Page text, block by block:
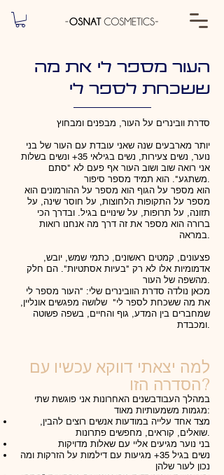
העור מספר לי את מה
ששכחת לספר לי
סדרת וובינרים על העור, מבפנים ומבחוץ
יותר מארבעים שנה שאני עובדת עם העור של בני
נוער, נשים צעירות, נשים בגילאי 35+ ונשים בשלות
אני רואה שוב ושוב העור אף פעם לא "סתם
הוא מספר על הגוף הוא מספר על ההורמונים הוא
מספר על התקופות הלחוצות, על חוסר שינה, על
תזונה, על תרופות, על שינויים בגיל. ובדרך הכי
ברורה הוא מספר את זה דרך מה אנחנו רואות
פצעונים, קמטים ראשונים, כתמי שמש, יובש,
אדמומיות אלו לא רק "בעיות אסתטיות". הם חלק
מכאן נולדה סדרת הוובינרים שלי: "העור מספר לי
את מה ששכחת לספר לי" שלושה מפגשים אונליין,
שמחברים בין המדע, גוף והחיים, בשפה פשוטה
למה יצאתי דווקא עכשיו עם
הסדרה הזו?
מגמות משמעותיות מאוד:
מצד אחד עלייה במודעות אנשים רוצים להבין,
בני נוער מגיעים אליי עם שאלות מדויקות
נשים בגיל 35+ מגיעות עם דילמות על הזרקות ומה
נכון לעור שלהן